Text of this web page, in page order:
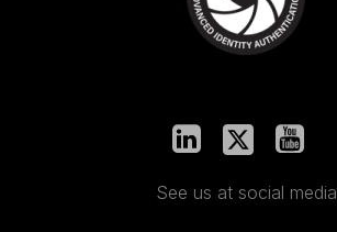
See us at social media